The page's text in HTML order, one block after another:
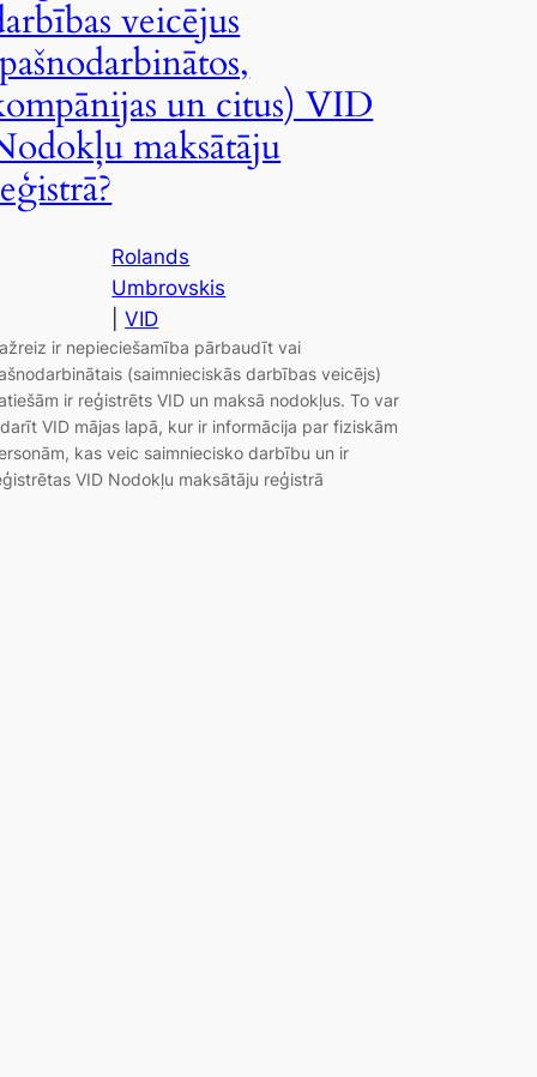
veicējus
un citus) VID
maksātāju
Rolands
Umbrovskis
|VID
ir nepieciešamība pārbaudīt vai
(saimnieciskās darbības veicējs)
ir reģistrēts VID un maksā nodokļus. To var
VID mājas lapā, kur ir informācija par fiziskām
kas veic saimniecisko darbību un ir
VID Nodokļu maksātāju reģistrā